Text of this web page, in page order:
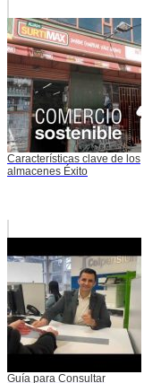
Características clave de los
almacenes Éxito
Guía para Consultar